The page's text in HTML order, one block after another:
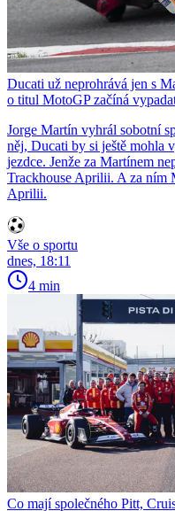
Ducati už neprohrává jen s
o titul MotoGP začíná
Jorge Martín vyhrál sobotní
něj, Ducati by si ještě mohla
jezdce. Jenže za Martínem
Trackhouse Aprilii. A za ním
Aprilii.
Vše o sportu
dnes, 18:11
4 min
Co mají společného Pitt,